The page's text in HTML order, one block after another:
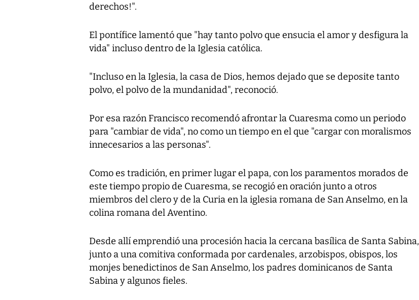
derechos!".
El pontífice lamentó que "hay tanto polvo que ensucia el amor y desfigura la
vida" incluso dentro de la Iglesia católica.
"Incluso en la Iglesia, la casa de Dios, hemos dejado que se deposite tanto
polvo, el polvo de la mundanidad", reconoció.
Por esa razón Francisco recomendó afrontar la Cuaresma como un periodo
para "cambiar de vida", no como un tiempo en el que "cargar con moralismos
innecesarios a las personas".
Como es tradición, en primer lugar el papa, con los paramentos morados de
este tiempo propio de Cuaresma, se recogió en oración junto a otros
miembros del clero y de la Curia en la iglesia romana de San Anselmo, en la
colina romana del Aventino.
Desde allí emprendió una procesión hacia la cercana basílica de Santa Sabina,
junto a una comitiva conformada por cardenales, arzobispos, obispos, los
monjes benedictinos de San Anselmo, los padres dominicanos de Santa
Sabina y algunos fieles.